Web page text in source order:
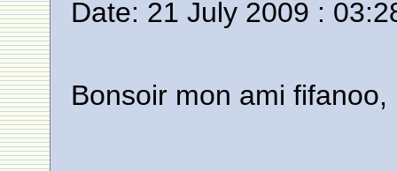
Date: 21 July 2009 :
Bonsoir mon ami fifanoo,